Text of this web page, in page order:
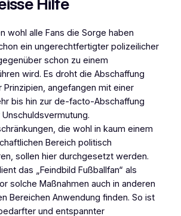
wohl alle Fans die Sorge haben
ein ungerechtfertigter polizeilicher
schon zu einem
wird. Es droht die Abschaffung
angefangen mit einer
bis hin zur de-facto-Abschaffung
die wohl in kaum einem
Bereich politisch
sollen hier durchgesetzt werden.
das „Feindbild Fußballfan“ als
solche Maßnahmen auch in anderen
Bereichen Anwendung finden. So ist
und entspannter